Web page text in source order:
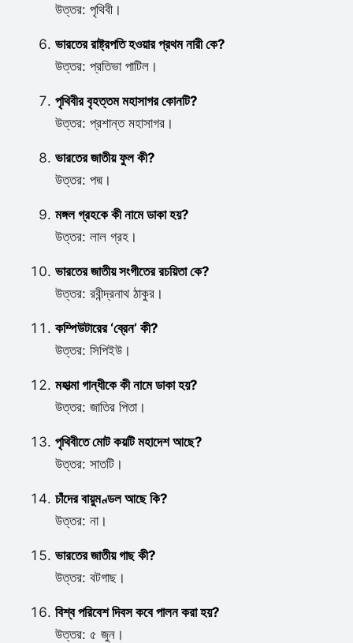
উত্তর: পৃথিবী।
ভারতের রাষ্ট্রপতি হওয়ার প্রথম নারী কে?
উত্তর: প্রতিভা পাটিল।
পৃথিবীর বৃহত্তম মহাসাগর কোনটি?
উত্তর: প্রশান্ত মহাসাগর।
ভারতের জাতীয় ফুল কী?
উত্তর: পদ্ম।
মঙ্গল গ্রহকে কী নামে ডাকা হয়?
উত্তর: লাল গ্রহ।
ভারতের জাতীয় সংগীতের রচয়িতা কে?
উত্তর: রবীন্দ্রনাথ ঠাকুর।
কম্পিউটারের ‘ব্রেন’ কী?
উত্তর: সিপিইউ।
মহাত্মা গান্ধীকে কী নামে ডাকা হয়?
উত্তর: জাতির পিতা।
পৃথিবীতে মোট কয়টি মহাদেশ আছে?
উত্তর: সাতটি।
চাঁদের বায়ুমণ্ডল আছে কি?
উত্তর: না।
ভারতের জাতীয় গাছ কী?
উত্তর: বটগাছ।
বিশ্ব পরিবেশ দিবস কবে পালন করা হয়?
উত্তর: ৫ জুন।